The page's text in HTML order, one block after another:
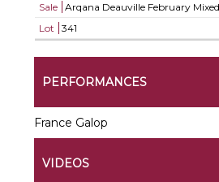
Sale
Arqana Deauville February
Lot
341
PERFORMANCES
France Galop
VIDEOS